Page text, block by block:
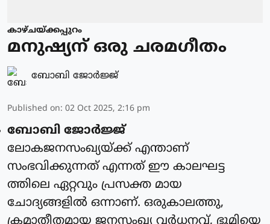
കാഴ്ചയ്ക്കപ്പുറം
മനുഷ്യന് ഒരു ചരമഗീതം
ബോബി ജോര്‍ജ്ജ്‌
Published on: 02 Oct 2025, 2:16 pm
ബോബി ജോര്‍ജ്ജ്
ലോകജനസംഖ്യയ്ക്ക് എന്താണ്
സംഭവിക്കുന്നത് എന്നത് ഈ കാലഘട്ട
ത്തിലെ ഏറ്റവും പ്രസക്ത മായ
ചോദ്യങ്ങളില്‍ ഒന്നാണ്. ഒരുകാലത്തു,